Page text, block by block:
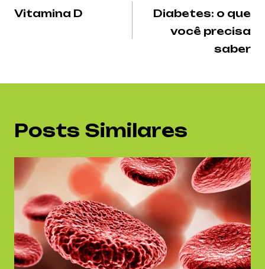
Vitamina D
Diabetes: o que
você precisa
saber
Posts Similares